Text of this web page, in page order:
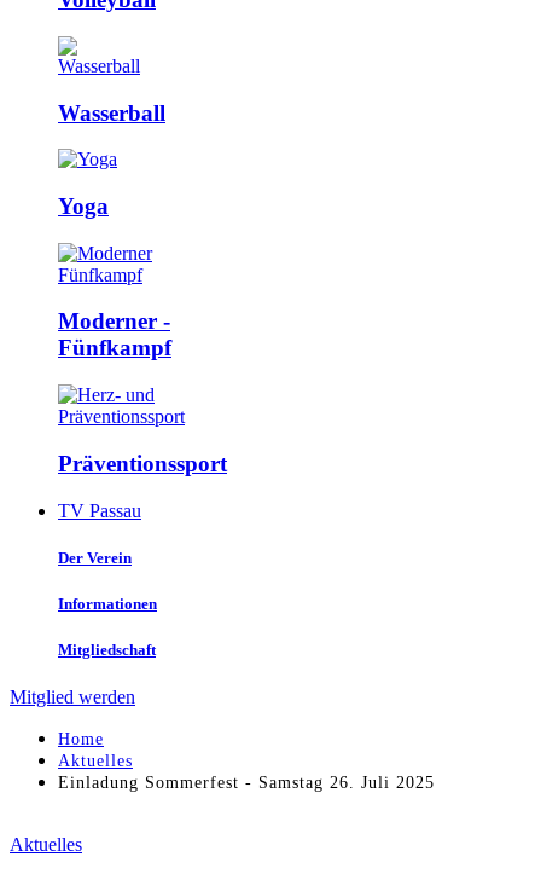
Wasserball
Yoga
Moderner ­
Fünfkampf
Präventions­sport
TV Passau
Der Verein
Informationen
Mitgliedschaft
Mitglied werden
Home
Aktuelles
Einladung Sommerfest - Samstag 26. Juli 2025
Aktuelles